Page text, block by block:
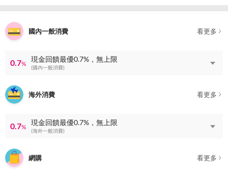
國內一般消費 看更多
0.7%
現金回饋最優0.7%，無上限
(國內一般消費)
海外消費 看更多
0.7%
現金回饋最優0.7%，無上限
(海外一般消費)
網購 看更多